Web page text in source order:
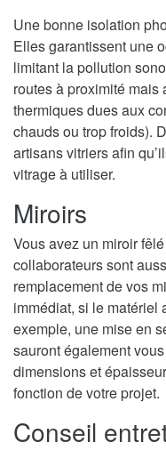
Une bonne isolation
Elles garantissent une
limitant la pollution
routes à proximité
thermiques dues aux
chauds ou trop froids).
artisans vitriers afin
vitrage à utiliser.
Miroirs
Vous avez un miroir
collaborateurs sont
remplacement de vos
immédiat, si le matériel
exemple, une mise en
sauront également
dimensions et
fonction de votre projet.
Conseil